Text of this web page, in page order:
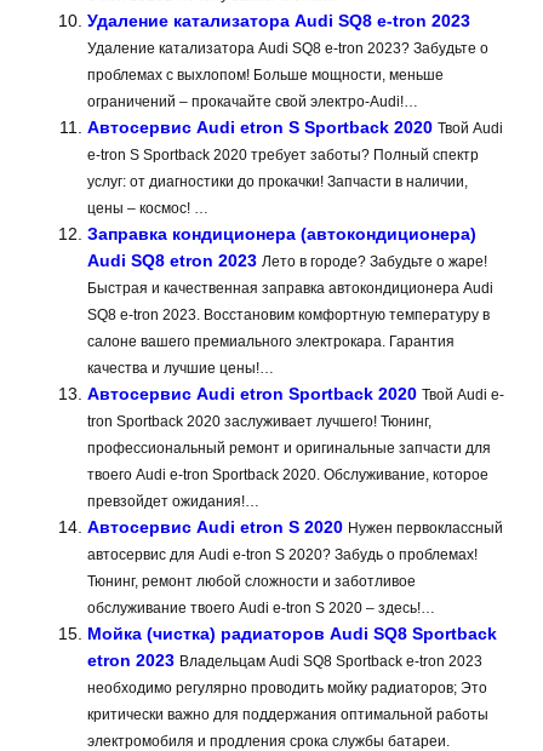
Удаление катализатора Audi SQ8 e-tron 2023
Удаление катализатора Audi SQ8 e-tron 2023? Забудьте о
проблемах с выхлопом! Больше мощности, меньше
ограничений – прокачайте свой электро-Audi!…
Автосервис Audi etron S Sportback 2020 Твой Audi
e-tron S Sportback 2020 требует заботы? Полный спектр
услуг: от диагностики до прокачки! Запчасти в наличии,
цены – космос! …
Заправка кондиционера (автокондиционера)
Audi SQ8 etron 2023 Лето в городе? Забудьте о жаре!
Быстрая и качественная заправка автокондиционера Audi
SQ8 e-tron 2023. Восстановим комфортную температуру в
салоне вашего премиального электрокара. Гарантия
качества и лучшие цены!…
Автосервис Audi etron Sportback 2020 Твой Audi e-
tron Sportback 2020 заслуживает лучшего! Тюнинг,
профессиональный ремонт и оригинальные запчасти для
твоего Audi e-tron Sportback 2020. Обслуживание, которое
превзойдет ожидания!…
Автосервис Audi etron S 2020 Нужен первоклассный
автосервис для Audi e-tron S 2020? Забудь о проблемах!
Тюнинг, ремонт любой сложности и заботливое
обслуживание твоего Audi e-tron S 2020 – здесь!…
Мойка (чистка) радиаторов Audi SQ8 Sportback
etron 2023 Владельцам Audi SQ8 Sportback e-tron 2023
необходимо регулярно проводить мойку радиаторов; Это
критически важно для поддержания оптимальной работы
электромобиля и продления срока службы батареи.